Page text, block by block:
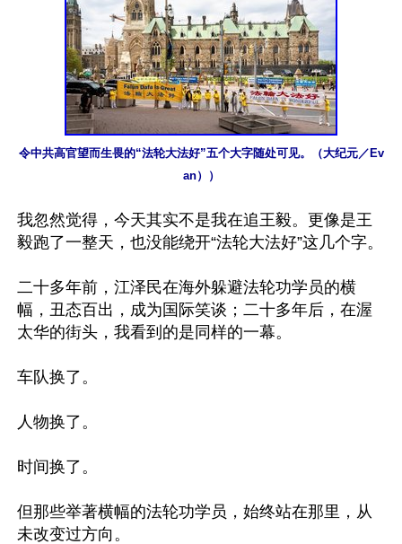
令中共高官望而生畏的“法轮大法好”五个大字随处可见。（大纪元／Ev
an））
我忽然觉得，今天其实不是我在追王毅。更像是王
毅跑了一整天，也没能绕开“法轮大法好”这几个字。
二十多年前，江泽民在海外躲避法轮功学员的横
幅，丑态百出，成为国际笑谈；二十多年后，在渥
太华的街头，我看到的是同样的一幕。
车队换了。
人物换了。
时间换了。
但那些举著横幅的法轮功学员，始终站在那里，从
未改变过方向。